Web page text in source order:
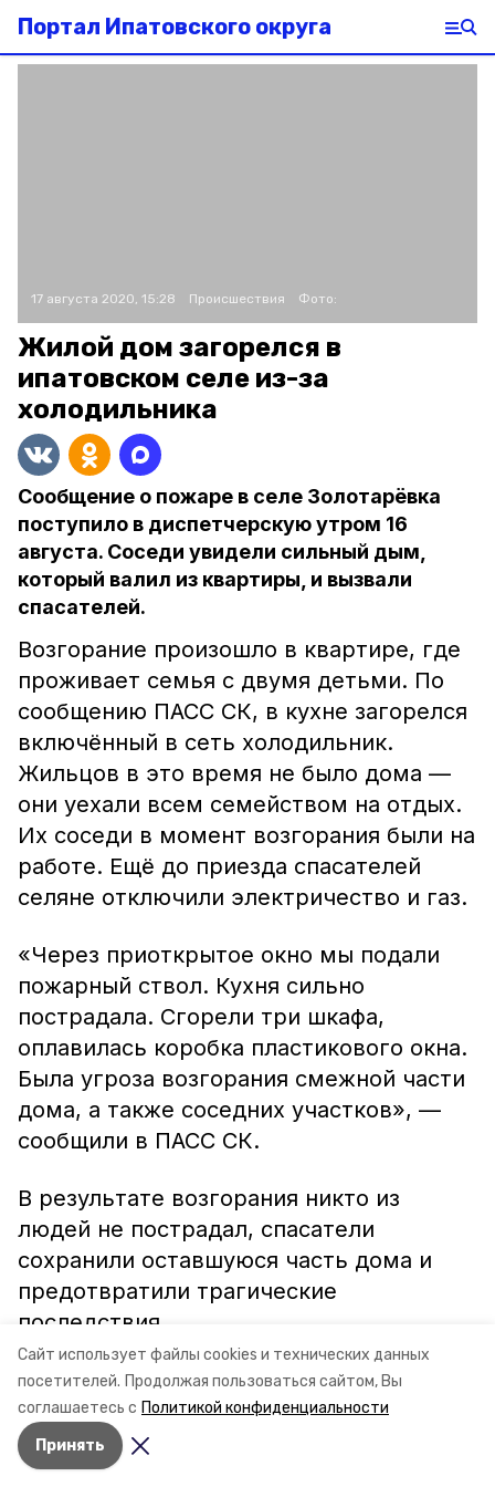
Сайт использует файлы cookies и технических данных
посетителей. Продолжая пользоваться сайтом, Вы
соглашаетесь с Политикой конфиденциальности
Принять
Портал Ипатовского округа
17 августа 2020, 15:28 Происшествия Фото:
Жилой дом загорелся в
ипатовском селе из-за
холодильника
Сообщение о пожаре в селе Золотарёвка
поступило в диспетчерскую утром 16
августа. Соседи увидели сильный дым,
который валил из квартиры, и вызвали
спасателей.
Возгорание произошло в квартире, где
проживает семья с двумя детьми. По
сообщению ПАСС СК, в кухне загорелся
включённый в сеть холодильник.
Жильцов в это время не было дома —
они уехали всем семейством на отдых.
Их соседи в момент возгорания были на
работе. Ещё до приезда спасателей
селяне отключили электричество и газ.
«Через приоткрытое окно мы подали
пожарный ствол. Кухня сильно
пострадала. Сгорели три шкафа,
оплавилась коробка пластикового окна.
Была угроза возгорания смежной части
дома, а также соседних участков», —
сообщили в ПАСС СК.
В результате возгорания никто из
людей не пострадал, спасатели
сохранили оставшуюся часть дома и
предотвратили трагические
последствия.
Фото: ПАСС СК
Авторы: Светлана Наздрачёва